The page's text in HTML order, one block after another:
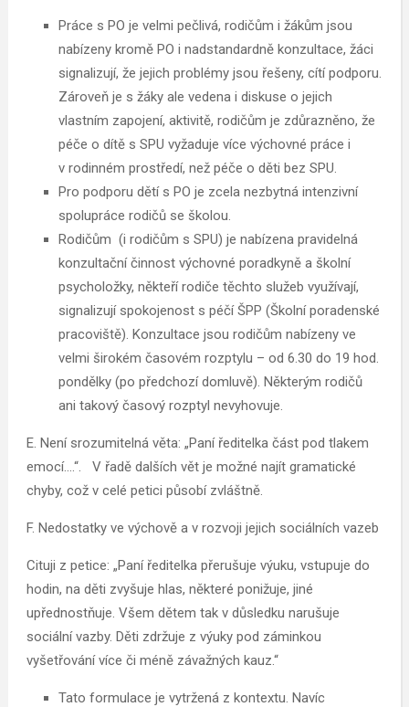
Práce s PO je velmi pečlivá, rodičům i žákům jsou
nabízeny kromě PO i nadstandardně konzultace, žáci
signalizují, že jejich problémy jsou řešeny, cítí podporu.
Zároveň je s žáky ale vedena i diskuse o jejich
vlastním zapojení, aktivitě, rodičům je zdůrazněno, že
péče o dítě s SPU vyžaduje více výchovné práce i
v rodinném prostředí, než péče o děti bez SPU.
Pro podporu dětí s PO je zcela nezbytná intenzivní
spolupráce rodičů se školou.
Rodičům (i rodičům s SPU) je nabízena pravidelná
konzultační činnost výchovné poradkyně a školní
psycholožky, někteří rodiče těchto služeb využívají,
signalizují spokojenost s péčí ŠPP (Školní poradenské
pracoviště). Konzultace jsou rodičům nabízeny ve
velmi širokém časovém rozptylu – od 6.30 do 19 hod.
pondělky (po předchozí domluvě). Některým rodičů
ani takový časový rozptyl nevyhovuje.
E. Není srozumitelná věta: „Paní ředitelka část pod tlakem
emocí….“. V řadě dalších vět je možné najít gramatické
chyby, což v celé petici působí zvláštně.
F. Nedostatky ve výchově a v rozvoji jejich sociálních vazeb
Cituji z petice: „Paní ředitelka přerušuje výuku, vstupuje do
hodin, na děti zvyšuje hlas, některé ponižuje, jiné
upřednostňuje. Všem dětem tak v důsledku narušuje
sociální vazby. Děti zdržuje z výuky pod záminkou
vyšetřování více či méně závažných kauz.“
Tato formulace je vytržená z kontextu. Navíc